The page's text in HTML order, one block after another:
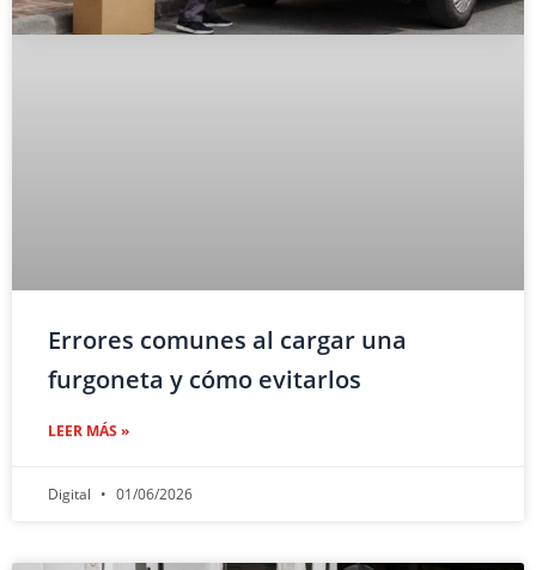
Errores comunes al cargar una
furgoneta y cómo evitarlos
LEER MÁS »
Digital 01/06/2026